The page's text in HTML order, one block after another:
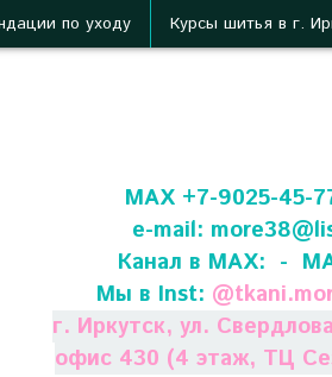
по уходу Курсы шитья в г.
МАХ +7-9025-45-
e-mail:
Канал в МАХ: -
Мы в Inst: @
г. Иркутск, ул.
офис 430 (4 этаж, ТЦ